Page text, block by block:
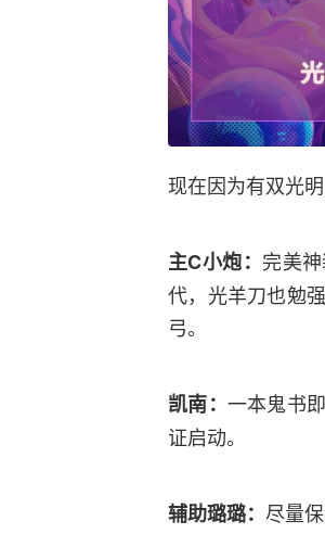
现在因为有双光
主C小炮： 完美
代，光羊刀也勉
弓。
凯南： 一本鬼书
证启动。
辅助璐璐： 尽量